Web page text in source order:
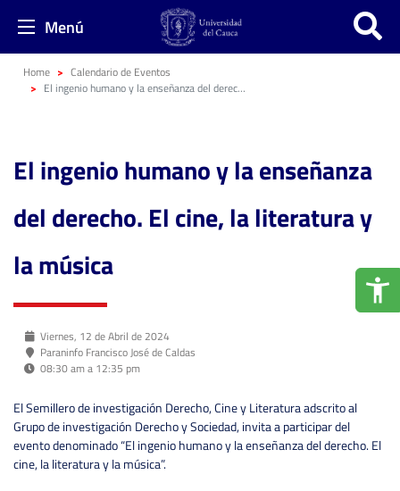
Menú
Home
Calendario de Eventos
El ingenio humano y la enseñanza del derecho. El cine, la literatura y la música
El ingenio humano y la enseñanza
del derecho. El cine, la literatura y
la música
Viernes, 12 de Abril de 2024
Paraninfo Francisco José de Caldas
08:30 am a 12:35 pm
El Semillero de investigación Derecho, Cine y Literatura adscrito al
Grupo de investigación Derecho y Sociedad, invita a participar del
evento denominado “El ingenio humano y la enseñanza del derecho. El
cine, la literatura y la música”.